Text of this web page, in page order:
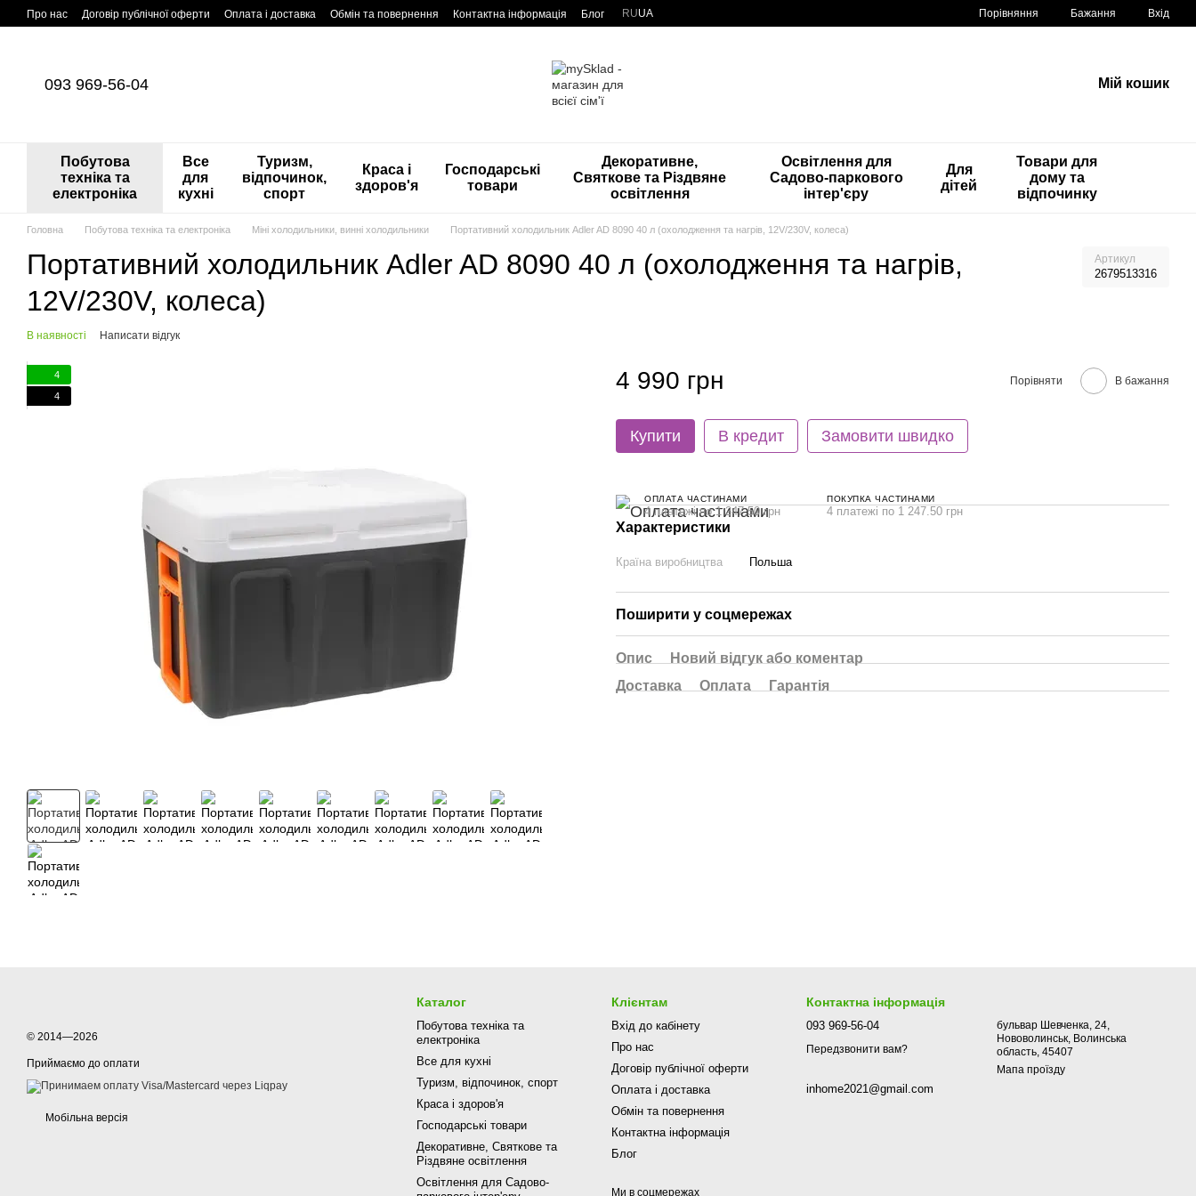
Перейти до основного контенту
Про нас Договір публічної оферти Оплата і доставка Обмін та повернення Контактна інформація Блог RUUA Порівняння Бажання Вхід
093 969-56-04 Мій кошик
Побутова
техніка та
електроніка
Все
для
кухні
Туризм,
відпочинок,
спорт
Краса і
здоров'я
Господарські
товари
Декоративне,
Святкове та Різдвяне
освітлення
Освітлення для
Садово-паркового
інтер'єру
Для
дітей
Товари для
дому та
відпочинку
Головна Побутова техніка та електроніка Міні холодильники, винні холодильники Портативний холодильник Adler AD 8090 40 л (охолодження та нагрів, 12V/230V, колеса)
Портативний холодильник Adler AD 8090 40 л (охолодження та нагрів,
12V/230V, колеса)
Артикул
2679513316
В наявності Написати відгук
4
4
4 990 грн Порівняти В бажання
Купити В кредит Замовити швидко
ОПЛАТА ЧАСТИНАМИ
4 платежі по 1 247.50 грн
ПОКУПКА ЧАСТИНАМИ
4 платежі по 1 247.50 грн
Характеристики
Країна виробництва Польша
Поширити у соцмережах
Опис
Новий відгук або коментар
Доставка
Оплата Гарантія
© 2014—2026
Приймаємо до оплати
Мобільна версія
Каталог
Побутова техніка та
електроніка
Все для кухні
Туризм, відпочинок, спорт
Краса і здоров'я
Господарські товари
Декоративне, Святкове та
Різдвяне освітлення
Освітлення для Садово-
Клієнтам
Вхід до кабінету
Про нас
Договір публічної оферти
Оплата і доставка
Обмін та повернення
Контактна інформація
Блог
Ми в соцмережах
Контактна інформація
093 969-56-04
Передзвонити вам?
inhome2021@gmail.com
бульвар Шевченка, 24,
Нововолинськ, Волинська
область, 45407
Мапа проїзду